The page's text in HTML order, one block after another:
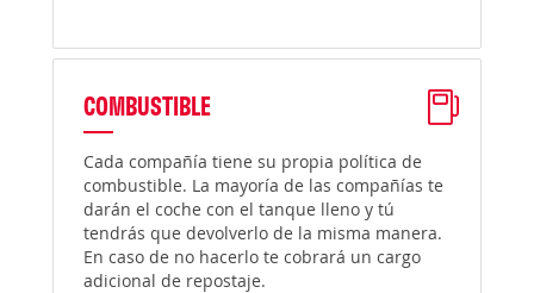
COMBUSTIBLE
Cada compañía tiene su propia política de
combustible. La mayoría de las compañías te
darán el coche con el tanque lleno y tú
tendrás que devolverlo de la misma manera.
En caso de no hacerlo te cobrará un cargo
adicional de repostaje.